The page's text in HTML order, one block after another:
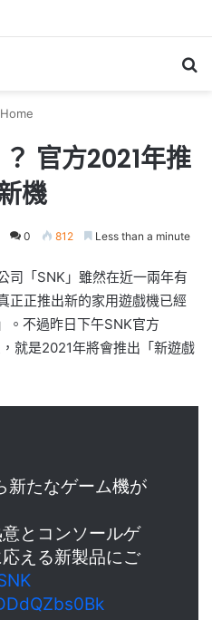
報告 源義經將是事件的起源！？
官方2021年推
機
0 812 Less than a minute
司「SNK」雖然在近一兩年有
正正推出新的家用遊戲機已經
。不過昨日下午SNK官方
就是2021年將會推出「新遊戲
新たなゲーム機が
とコンソールゲ
える新製品にご